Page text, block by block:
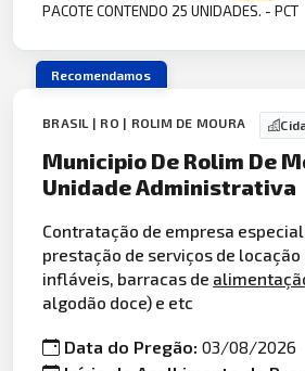
PACOTE CONTENDO 25 UNIDADES. - PCT
Recomendamos
BRASIL | RO | ROLIM DE MOURA
Municipio De Rolim De
Unidade Administrativa
Contratação de empresa
prestação de serviços de locação
infláveis, barracas de
algodão doce) e etc
Data do Pregão:03/08/2026